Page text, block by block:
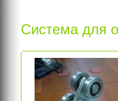
Система для